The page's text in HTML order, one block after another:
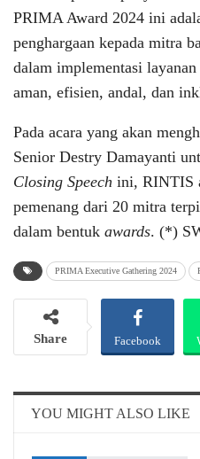
PRIMA Award 2024 ini
penghargaan kepada mitra
dalam implementasi
aman, efisien, andal, dan
Pada acara yang akan
Senior Destry Damayanti
Closing Speech ini, RINTIS
pemenang dari 20 mitra
dalam bentuk awards. (*)
PRIMA Executive Gathering 2024
Share Facebook
Email
YOU MIGHT ALSO LIKE